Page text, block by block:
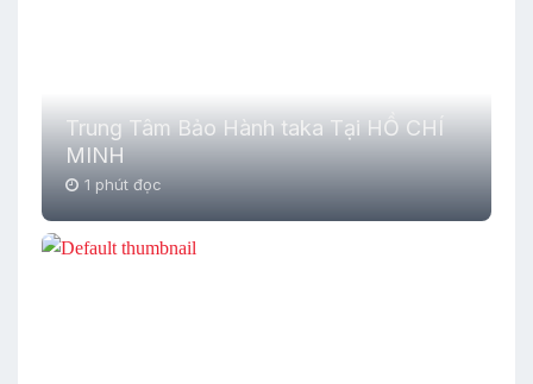
Trung Tâm Bảo Hành taka Tại HỒ CHÍ
MINH
1 phút đọc